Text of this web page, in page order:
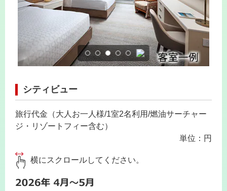
シティビュー
旅行代金（大人お一人様/1室2名利用/燃油サーチャー
ジ・リゾートフィー含む）
単位：円
横にスクロールしてください。